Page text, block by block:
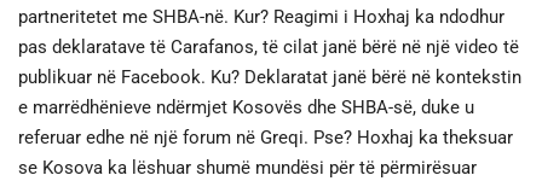
partneritetet me SHBA-në. Kur? Reagimi i Hoxhaj ka ndodhur
pas deklaratave të Carafanos, të cilat janë bërë në një video të
publikuar në Facebook. Ku? Deklaratat janë bërë në kontekstin
e marrëdhënieve ndërmjet Kosovës dhe SHBA-së, duke u
referuar edhe në një forum në Greqi. Pse? Hoxhaj ka theksuar
se Kosova ka lëshuar shumë mundësi për të përmirësuar